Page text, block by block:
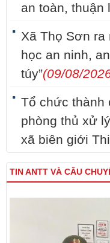
an toàn, thuận
Xã Thọ Sơn ra
học an ninh,
túy”(09/08/
Tổ chức thành
phòng thủ xử
xã biên giới
TIN ANTT VÀ CÂU